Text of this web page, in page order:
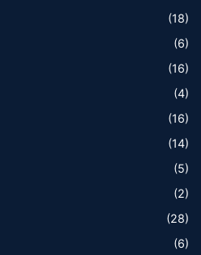
(18)
(6)
(16)
(4)
(16)
(14)
(5)
(2)
(28)
(6)